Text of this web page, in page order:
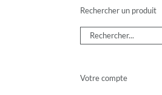
Rechercher un produit
Votre compte